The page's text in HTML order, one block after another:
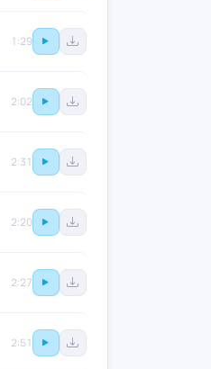
1:29
2:02
2:31
2:20
2:27
2:51